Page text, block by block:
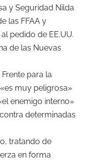
y Seguridad Nilda
las FFAA y
pedido de EE.UU.
de las Nuevas
para la
muy peligrosa»
enemigo interno»
determinadas
tratando de
en forma